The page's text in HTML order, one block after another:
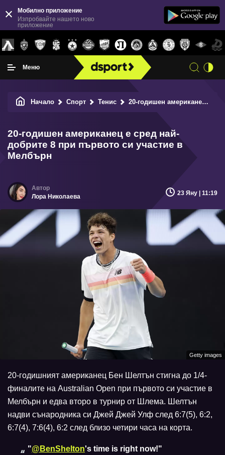
Мобилно приложение
Изпробвайте нашето ново
приложение
Меню
Начало Спорт Тенис 20-годишен американец е сред най-добрите 8 при първото си участие в Мелбърн
20-годишен американец е сред най-
добрите 8 при първото си участие в
Мелбърн
Лора Николаева 23 Яну | 11:19
Getty images
20-годишният американец Бен Шелтън стигна до 1/4-
финалите на Australian Open при първото си участие в
Мелбърн и едва второ в турнир от Шлема. Шелтън
надви сънародника си Джей Джей Улф след 6:7(5), 6:2,
6:7(4), 7:6(4), 6:2 след близо четири часа на корта.
"@BenShelton's time is right now!"